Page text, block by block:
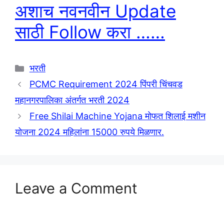
अशाच नवनवीन Update
साठी Follow करा ……
Categories
भरती
PCMC Requirement 2024 पिंपरी चिंचवड
महानगरपालिका अंतर्गत भरती 2024
Free Shilai Machine Yojana मोफत शिलाई मशीन
योजना 2024 महिलांना 15000 रुपये मिळणार.
Leave a Comment